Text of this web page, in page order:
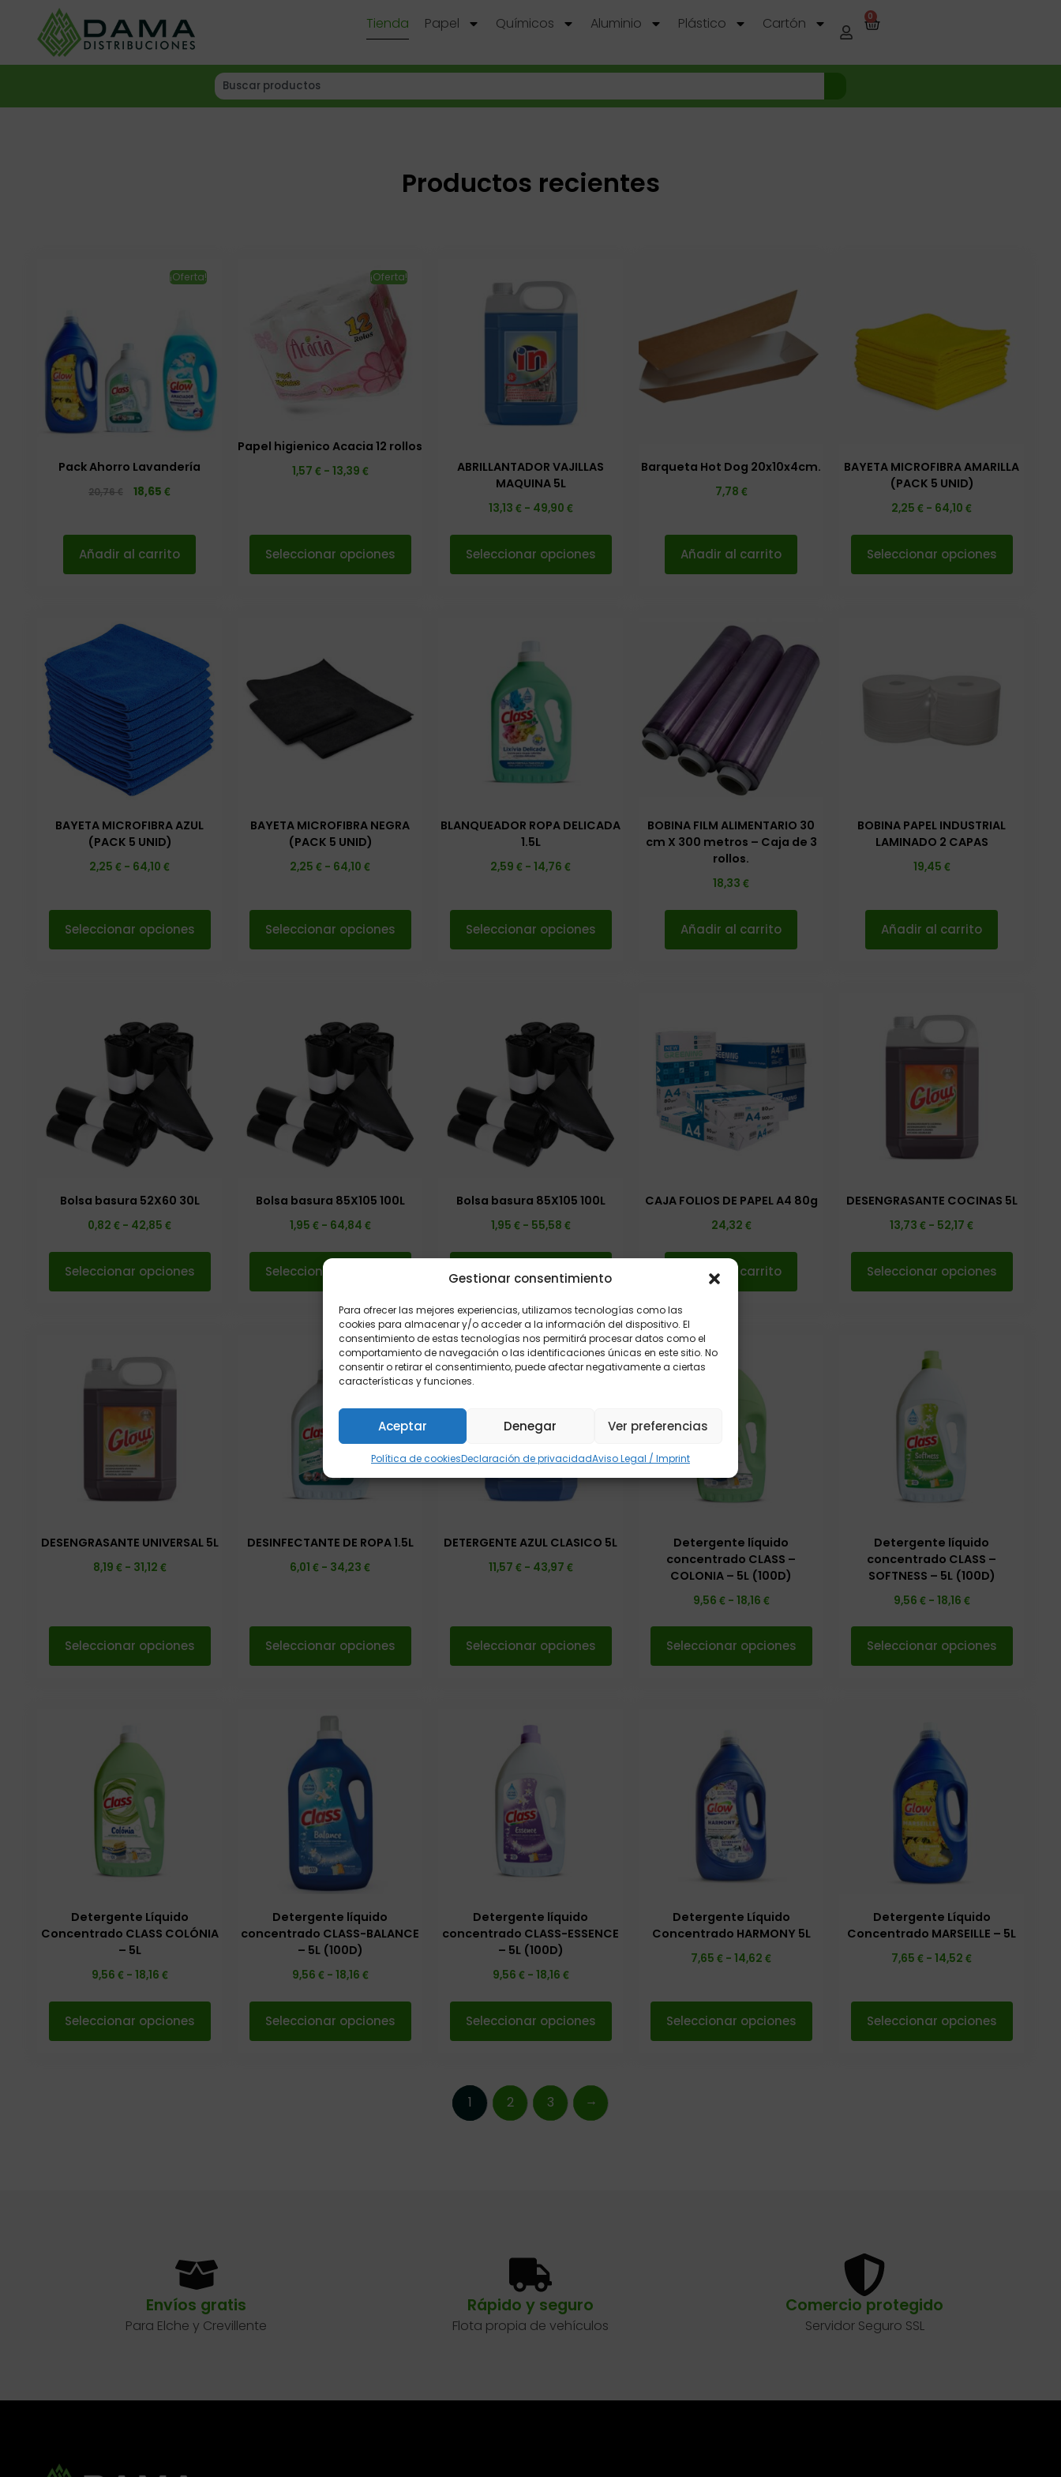
Gestionar consentimiento
Para ofrecer las mejores experiencias, utilizamos tecnologías como las
cookies para almacenar y/o acceder a la información del dispositivo. El
consentimiento de estas tecnologías nos permitirá procesar datos como el
comportamiento de navegación o las identificaciones únicas en este sitio. No
consentir o retirar el consentimiento, puede afectar negativamente a ciertas
características y funciones.
Aceptar Denegar Ver preferencias
Política de cookiesDeclaración de privacidadAviso Legal / Imprint
Tienda Papel Químicos Aluminio Plástico Cartón 0
Productos recientes
¡Oferta!
Pack Ahorro Lavandería
20,76€ 18,65 €
Añadir al carrito
¡Oferta!
Papel higienico Acacia 12 rollos
1,57 € - 13,39 €
Seleccionar opciones
ABRILLANTADOR VAJILLAS
MAQUINA 5L
13,13 € - 49,90 €
Seleccionar opciones
Barqueta Hot Dog 20x10x4cm.
7,78 €
Añadir al carrito
BAYETA MICROFIBRA AMARILLA
(PACK 5 UNID)
2,25 € - 64,10 €
Seleccionar opciones
BAYETA MICROFIBRA AZUL
(PACK 5 UNID)
2,25 € - 64,10 €
Seleccionar opciones
BAYETA MICROFIBRA NEGRA
(PACK 5 UNID)
2,25 € - 64,10 €
Seleccionar opciones
BLANQUEADOR ROPA DELICADA
1.5L
2,59 € - 14,76 €
Seleccionar opciones
BOBINA FILM ALIMENTARIO 30
cm X 300 metros – Caja de 3
rollos.
18,33 €
Añadir al carrito
BOBINA PAPEL INDUSTRIAL
LAMINADO 2 CAPAS
19,45 €
Añadir al carrito
Bolsa basura 52X60 30L
0,82 € - 42,85 €
Seleccionar opciones
Bolsa basura 85X105 100L
1,95 € - 64,84 €
Seleccionar opciones
Bolsa basura 85X105 100L
1,95 € - 55,58 €
Seleccionar opciones
CAJA FOLIOS DE PAPEL A4 80g
24,32 €
Añadir al carrito
DESENGRASANTE COCINAS 5L
13,73 € - 52,17 €
Seleccionar opciones
DESENGRASANTE UNIVERSAL 5L
8,19 € - 31,12 €
Seleccionar opciones
DESINFECTANTE DE ROPA 1.5L
6,01 € - 34,23 €
Seleccionar opciones
DETERGENTE AZUL CLASICO 5L
11,57 € - 43,97 €
Seleccionar opciones
Detergente líquido
concentrado CLASS –
COLONIA – 5L (100D)
9,56 € - 18,16 €
Seleccionar opciones
Detergente líquido
concentrado CLASS –
SOFTNESS – 5L (100D)
9,56 € - 18,16 €
Seleccionar opciones
Detergente Líquido
Concentrado CLASS COLÓNIA
– 5L
9,56 € - 18,16 €
Seleccionar opciones
Detergente líquido
concentrado CLASS-BALANCE
– 5L (100D)
9,56 € - 18,16 €
Seleccionar opciones
Detergente líquido
concentrado CLASS-ESSENCE
– 5L (100D)
9,56 € - 18,16 €
Seleccionar opciones
Detergente Líquido
Concentrado HARMONY 5L
7,65 € - 14,62 €
Seleccionar opciones
Detergente Líquido
Concentrado MARSEILLE – 5L
7,65 € - 14,52 €
Seleccionar opciones
1 2 3 →
Envíos gratis
Para Elche y Crevillente
Rápido y seguro
Flota propia de vehículos
Comercio protegido
Servidor Seguro SSL